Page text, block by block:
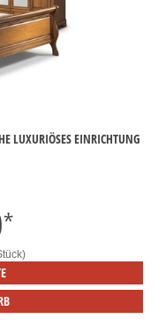
LUXURIÖSES EINRICHTUNG
*